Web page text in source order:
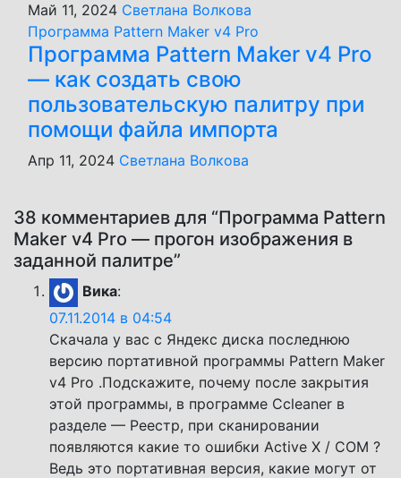
Май 11, 2024 Светлана Волкова
Программа Pattern Maker v4 Pro
Программа Pattern Maker v4 Pro
— как создать свою
пользовательскую палитру при
помощи файла импорта
Апр 11, 2024 Светлана Волкова
38 комментариев для “Программа Pattern
Maker v4 Pro — прогон изображения в
заданной палитре”
Вика:
07.11.2014 в 04:54
Скачала у вас с Яндекс диска последнюю
версию портативной программы Pattern Maker
v4 Pro .Подскажите, почему после закрытия
этой программы, в программе Ccleaner в
разделе — Реестр, при сканировании
появляются какие то ошибки Active X / COM ?
Ведь это портативная версия, какие могут от